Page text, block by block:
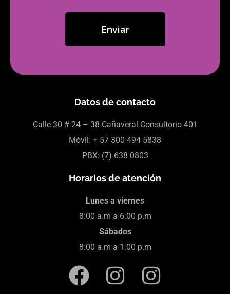
Datos de contacto
Calle 30 # 24 – 38 Cañaveral Consultorio 401
Móvil: + 57 300 494 5838
PBX: (7) 638 0803
Horarios de atención
Lunes a viernes
8:00 a.m a 6:00 p.m
Sábados
8:00 a.m a 1:00 p.m